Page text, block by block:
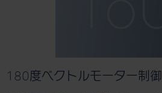
180度ベクトルモーター制御